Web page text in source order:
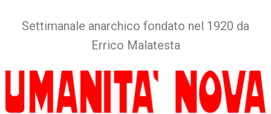
Settimanale anarchico fondato nel 1920 da
Errico Malatesta